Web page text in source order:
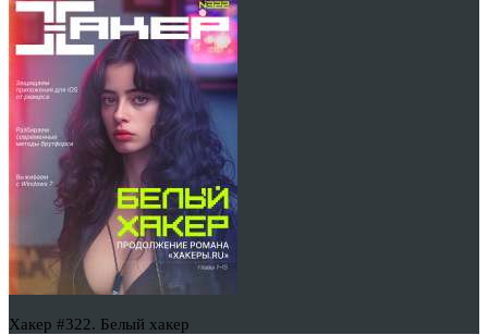
Хакер #322. Белый хакер